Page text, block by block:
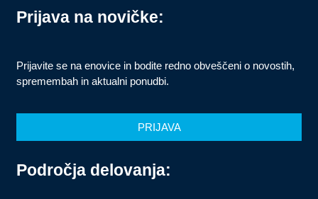
Področja delovanja:
Prijava na novičke:
Prijavite se na enovice in bodite redno obveščeni o novostih,
spremembah in aktualni ponudbi.
PRIJAVA